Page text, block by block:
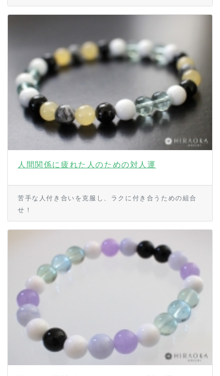
人間関係に疲れた人のための対人運
苦手な人付き合いを克服し、ラクに付き合うための組合
せ！